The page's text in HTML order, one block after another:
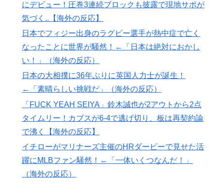
▶ 外国人「日本の未来は安泰だ」16歳MF三井寺眞、衝撃
ゴール！久保建英超え歴代2位の記録！3得点に絡む活躍
で海外絶賛！【海外の反応】
▶ 海外「日本人はなんて気高いんだ！」 英高級紙も驚愕
した極限の中の日本人の姿に世界が衝撃
▶ 海外「日本なんて行くんじゃなかった…」 日本を知っ
てしまったディズニー信者、帰国後『本家』に失望する
事態に
▶
海外「2002年も審判を買収したのか！」韓国サッカー
協会による国際試合の審判買収が発覚し大騒ぎ！【海外
▶ 韓国人「“韓国サッカー”性接待の試合結果をご覧くださ
い」→「マッサージ効果は間違いないねｗ」「これが本
にデビュー！圧巻3連続ブロックも披露で現地サポが
気づく..【海外の反応】
日本でフィジー出身のラグビー選手が熱中症で亡く
なったことに世界が騒然！←「日本は絶対におかし
い！」（海外の反応）
日本の大相撲に36年ぶりに英国人力士が誕生！
←「素晴らしい挑戦だ」（海外の反応）
「FUCK YEAH SEIYA」鈴木誠也が2アウトから2点
タイムリー！カブスが6-4で逃げ切り、板は再契約論
で沸く【海外の反応】
イチローがマリナーズ主催のHRダービーで見せた活
躍にMLBファン騒然！←「一体いくつなんだ！」
（海外の反応）